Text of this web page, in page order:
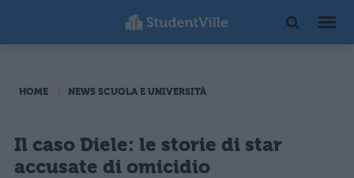
HOME NEWS SCUOLA E UNIVERSITÀ
Il caso Diele: le storie di star
accusate di omicidio